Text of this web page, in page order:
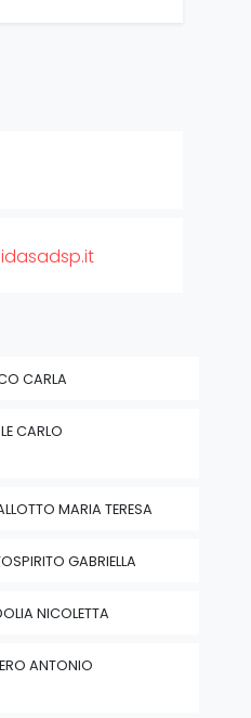
CARLA
CARLO
MARIA TERESA
GABRIELLA
NICOLETTA
ANTONIO